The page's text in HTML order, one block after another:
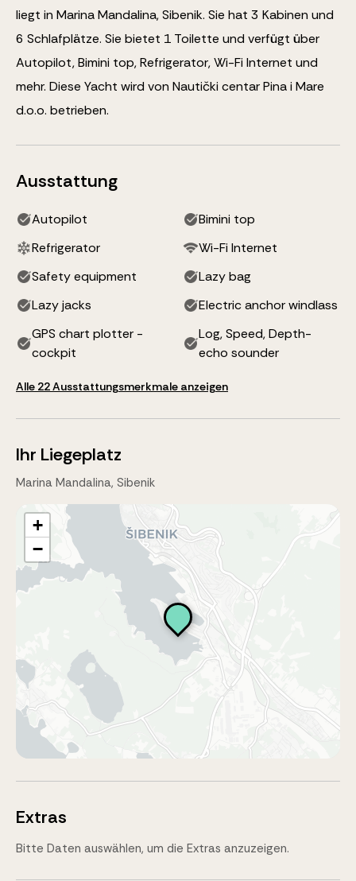
liegt in Marina Mandalina, Sibenik. Sie hat 3 Kabinen und
6 Schlafplätze. Sie bietet 1 Toilette und verfügt über
Autopilot, Bimini top, Refrigerator, Wi-Fi Internet und
mehr. Diese Yacht wird von Nautički centar Pina i Mare
d.o.o. betrieben.
Ausstattung
Autopilot
Bimini top
Refrigerator
Wi-Fi Internet
Safety equipment
Lazy bag
Lazy jacks
Electric anchor windlass
GPS chart plotter -
cockpit
Log, Speed, Depth-
echo sounder
Alle 22 Ausstattungsmerkmale anzeigen
Ihr Liegeplatz
Marina Mandalina, Sibenik
+
−
Extras
Bitte Daten auswählen, um die Extras anzuzeigen.